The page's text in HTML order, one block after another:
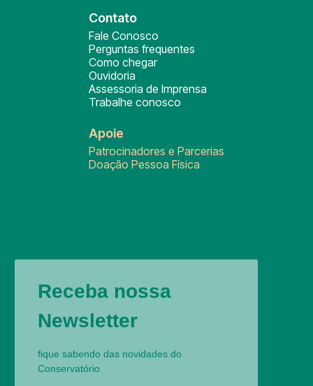
Contato
Fale Conosco
Perguntas frequentes
Como chegar
Ouvidoria
Assessoria de Imprensa
Trabalhe conosco
Apoie
Patrocinadores e Parcerias
Doação Pessoa Física